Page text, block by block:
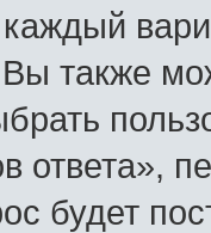
также
ответа»,
будет